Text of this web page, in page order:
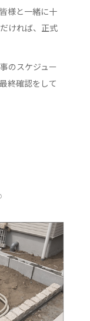
様と一緒に十
ければ、正式
のスケジュー
終確認をして